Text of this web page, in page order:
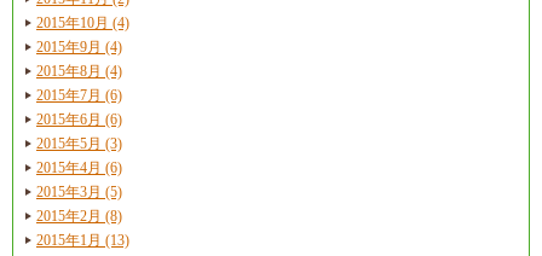
2015年10月 (4)
2015年9月 (4)
2015年8月 (4)
2015年7月 (6)
2015年6月 (6)
2015年5月 (3)
2015年4月 (6)
2015年3月 (5)
2015年2月 (8)
2015年1月 (13)